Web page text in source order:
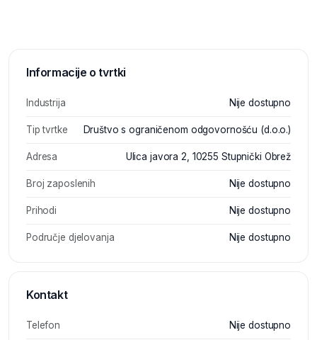
Informacije o tvrtki
Industrija Nije dostupno
Tip tvrtke Društvo s ograničenom odgovornošću (d.o.o.)
Adresa Ulica javora 2, 10255 Stupnički Obrež
Broj zaposlenih Nije dostupno
Prihodi Nije dostupno
Područje djelovanja Nije dostupno
Kontakt
Telefon Nije dostupno